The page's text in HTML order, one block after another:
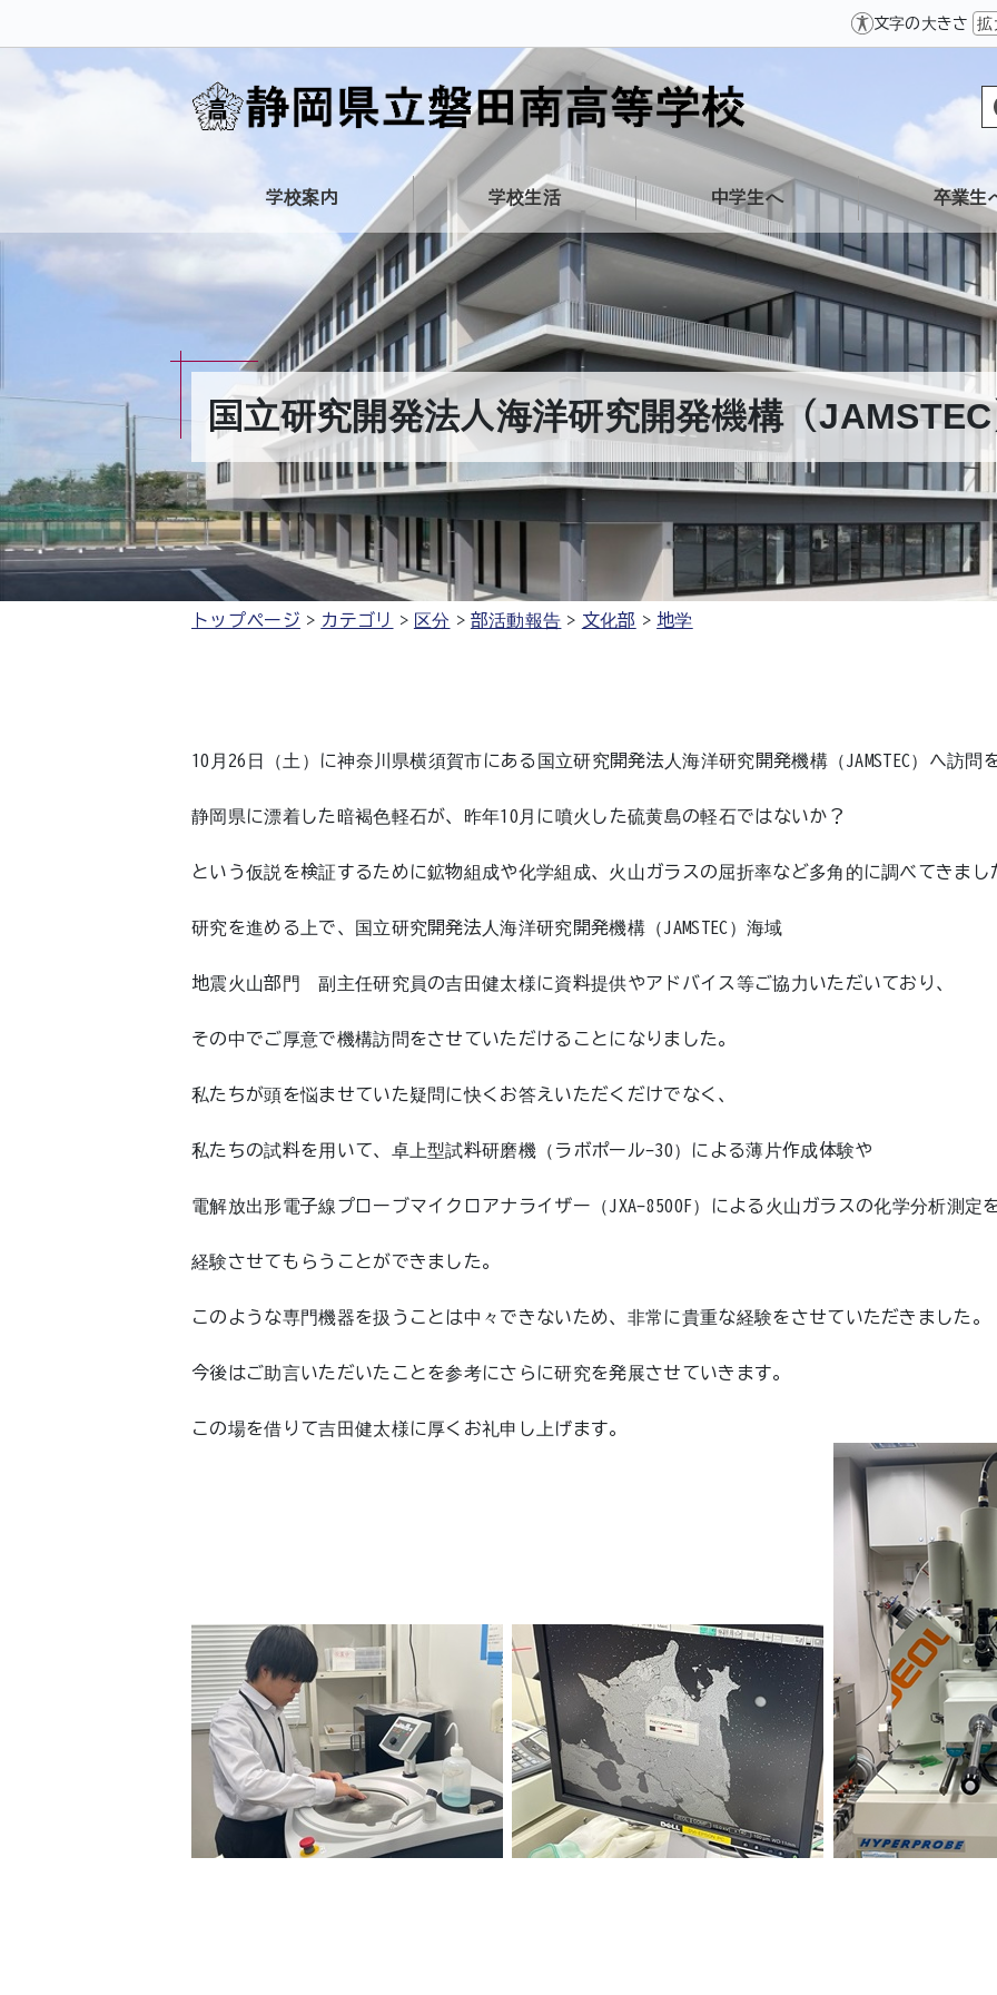
文字の大きさ 拡
学校案内 学校生活 中学生へ 卒業生
国立研究開発法人海洋研究開発機構（
トップページ カテゴリ 区分 部活動報告 文化部 地学
10月26日（土）に神奈川県横須賀市にある国立研究開発法人海洋研究開発機構（JAMSTEC）へ訪問
静岡県に漂着した暗褐色軽石が、昨年10月に噴火した硫黄島の軽石ではないか？
という仮説を検証するために鉱物組成や化学組成、火山ガラスの屈折率など多角的に調べてきまし
研究を進める上で、国立研究開発法人海洋研究開発機構（JAMSTEC）海域
地震火山部門 副主任研究員の吉田健太様に資料提供やアドバイス等ご協力いただいており、
その中でご厚意で機構訪問をさせていただけることになりました。
私たちが頭を悩ませていた疑問に快くお答えいただくだけでなく、
私たちの試料を用いて、卓上型試料研磨機（ラボポール-30）による薄片作成体験や
電解放出形電子線プローブマイクロアナライザー（JXA-8500F）による火山ガラスの化学分析測定
経験させてもらうことができました。
このような専門機器を扱うことは中々できないため、非常に貴重な経験をさせていただきました。
今後はご助言いただいたことを参考にさらに研究を発展させていきます。
この場を借りて吉田健太様に厚くお礼申し上げます。